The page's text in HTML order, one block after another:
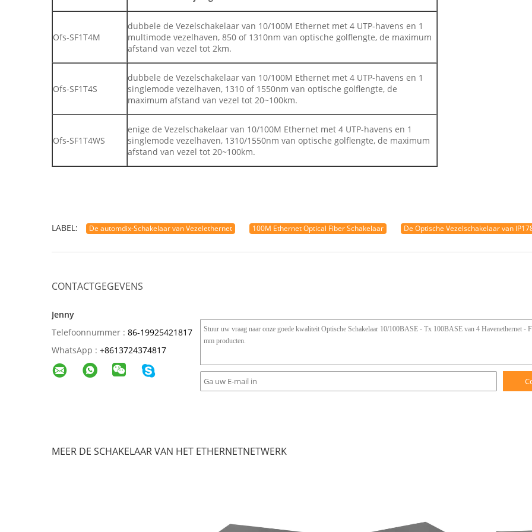
Ofs-SF1T4M
dubbele de Vezelschakelaar van 10/100M Ethernet met 4 UTP-havens en 1
multimode vezelhaven, 850 of 1310nm van optische golflengte, de maximum
afstand van vezel tot 2km.
Ofs-SF1T4S
dubbele de Vezelschakelaar van 10/100M Ethernet met 4 UTP-havens en 1
singlemode vezelhaven, 1310 of 1550nm van optische golflengte, de
maximum afstand van vezel tot 20~100km.
Ofs-SF1T4WS
enige de Vezelschakelaar van 10/100M Ethernet met 4 UTP-havens en 1
singlemode vezelhaven, 1310/1550nm van optische golflengte, de maximum
afstand van vezel tot 20~100km.
LABEL: De automdix-Schakelaar van Vezelethernet 100M Ethernet Optical Fiber Schakelaar De Optische Vezelschakelaar van
CONTACTGEGEVENS
Jenny
Telefoonnummer : 86-19925421817
WhatsApp : +8613724374817
MEER DE SCHAKELAAR VAN HET ETHERNETNETWERK